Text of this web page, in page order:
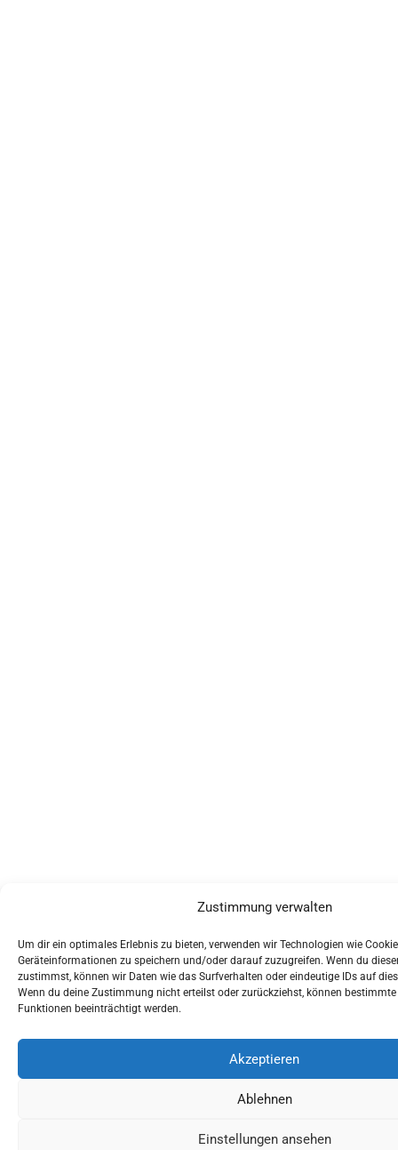
Zustimmung verwalten
Um dir ein optimales Erlebnis zu bieten, verwenden wir Technologien wie
Geräteinformationen zu speichern und/oder darauf zuzugreifen. Wenn du
zustimmst, können wir Daten wie das Surfverhalten oder eindeutige IDs auf
Wenn du deine Zustimmung nicht erteilst oder zurückziehst, können
Funktionen beeinträchtigt werden.
Akzeptieren
Ablehnen
Einstellungen ansehen